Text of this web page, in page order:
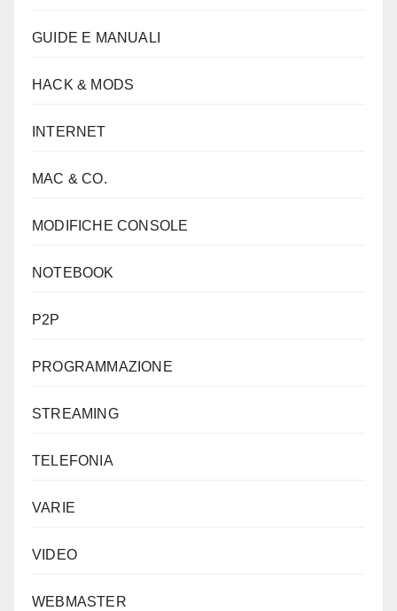
GUIDE E MANUALI
HACK & MODS
INTERNET
MAC & CO.
MODIFICHE CONSOLE
NOTEBOOK
P2P
PROGRAMMAZIONE
STREAMING
TELEFONIA
VARIE
VIDEO
WEBMASTER